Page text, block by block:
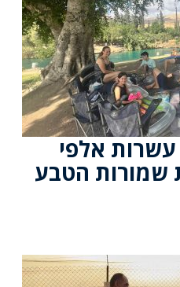
אלפי
שמורות הטבע